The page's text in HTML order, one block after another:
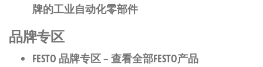
牌的工业自动化零部件
品牌专区
FESTO 品牌专区– 查看全部FESTO产品